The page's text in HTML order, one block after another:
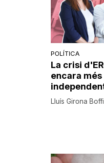
POLÍTICA
La crisi
encara
Lluís Girona Boffi